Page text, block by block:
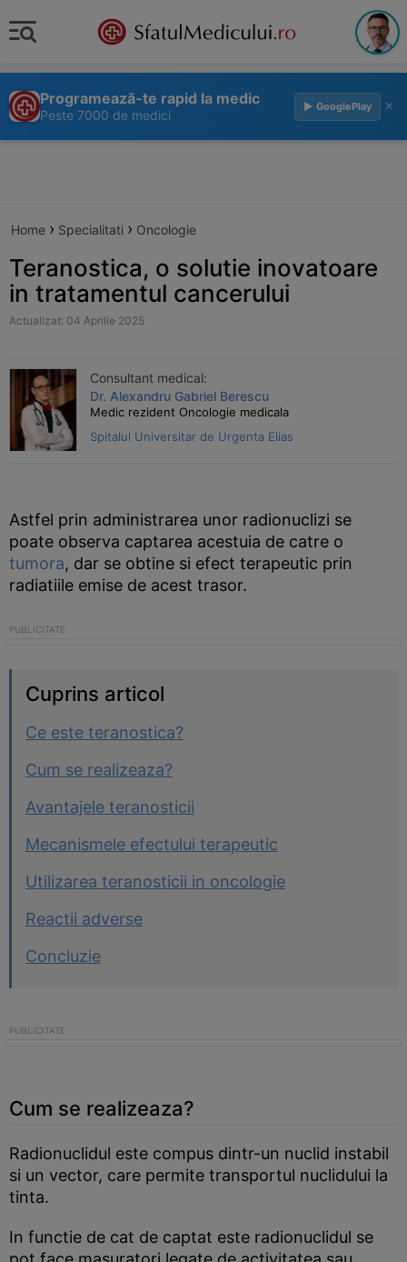
Programează-te rapid la medic
Peste 7000 de medici
▶ GooglePlay ×
Home › Specialitati › Oncologie
Teranostica, o solutie inovatoare
in tratamentul cancerului
Actualizat: 04 Aprilie 2025
Consultant medical:
Dr. Alexandru Gabriel Berescu
Medic rezident Oncologie medicala
Spitalul Universitar de Urgenta Elias
Astfel prin administrarea unor radionuclizi se
poate observa captarea acestuia de catre o
tumora, dar se obtine si efect terapeutic prin
radiatiile emise de acest trasor.
Cuprins articol
Ce este teranostica?
Cum se realizeaza?
Avantajele teranosticii
Mecanismele efectului terapeutic
Utilizarea teranosticii in oncologie
Reactii adverse
Concluzie
Cum se realizeaza?
Radionuclidul este compus dintr-un nuclid instabil
si un vector, care permite transportul nuclidului la
tinta.
In functie de cat de captat este radionuclidul se